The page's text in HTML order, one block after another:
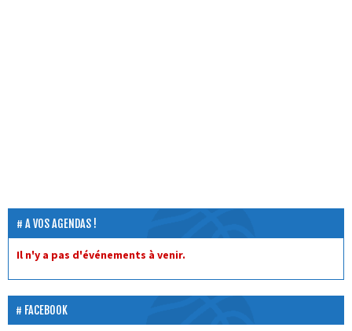
A VOS AGENDAS !
Il n'y a pas d'événements à venir.
FACEBOOK